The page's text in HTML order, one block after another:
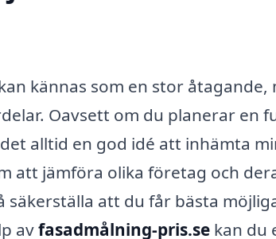
kännas som en stor åtagande,
Oavsett om du planerar en
alltid en god idé att inhämta
att jämföra olika företag och
säkerställa att du får bästa
avfasadmålning-pris.se kan du